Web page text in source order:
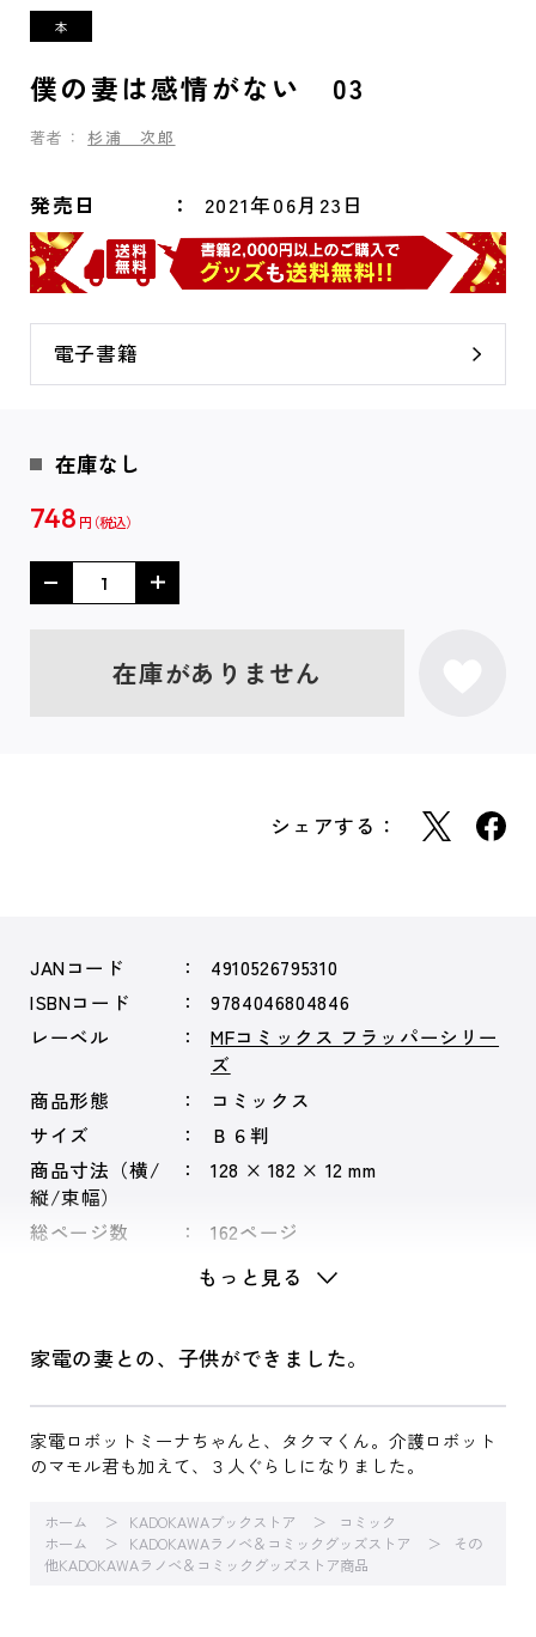
僕の妻は感情がない 03
著者： 杉浦 次郎
発売日 2021年06月23日
電子書籍
在庫なし
748 円
在庫がありません
シェアする：
JANコード
4910526795310
ISBNコード
9784046804846
レーベル
MFコミックス フラッパーシリー
ズ
商品形態
コミックス
サイズ
Ｂ６判
商品寸法（横/
縦/束幅）
128 × 182 × 12 mm
総ページ数
162ページ
僕の妻は感情がない
もっと見る
家電の妻との、子供ができました。
家電ロボットミーナちゃんと、タクマくん。介護ロボット
のマモル君も加えて、３人ぐらしになりました。
ホーム KADOKAWAブックストア
コミック
ホーム
KADOKAWAラノベ＆コミックグッズストア
その
他KADOKAWAラノベ＆コミックグッズストア商品